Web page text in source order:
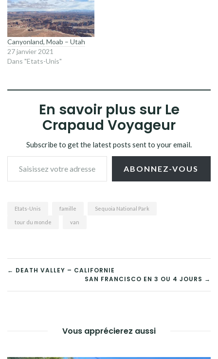
Canyonland, Moab – Utah
27 janvier 2021
Dans "Etats-Unis"
En savoir plus sur Le
Crapaud Voyageur
Subscribe to get the latest posts sent to your email.
Saisissez votre adresse e-mail…
ABONNEZ-VOUS
Etats-Unis famille Sequoia National Park
tour du monde van
NAVIGATION
DE
← DEATH VALLEY – CALIFORNIE
SAN FRANCISCO EN 3 OU 4 JOURS →
Vous apprécierez aussi